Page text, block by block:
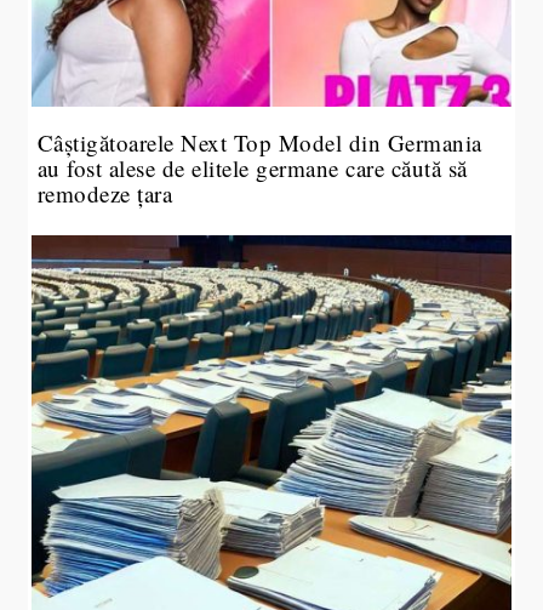
Câștigătoarele Next Top Model din Germania
au fost alese de elitele germane care căută să
remodeze țara